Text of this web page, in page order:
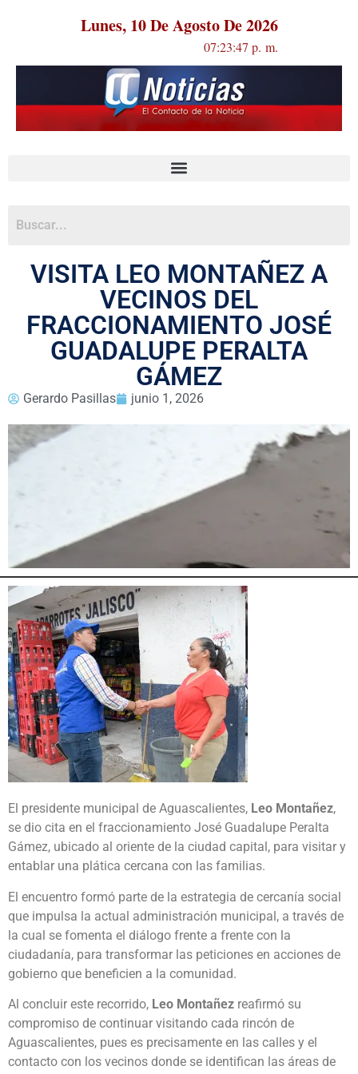
Lunes, 10 De Agosto De 2026
07:23:47 p. m.
VISITA LEO MONTAÑEZ A
VECINOS DEL
FRACCIONAMIENTO JOSÉ
GUADALUPE PERALTA
GÁMEZ
Gerardo Pasillas junio 1, 2026
El presidente municipal de Aguascalientes, Leo Montañez,
se dio cita en el fraccionamiento José Guadalupe Peralta
Gámez, ubicado al oriente de la ciudad capital, para visitar y
entablar una plática cercana con las familias.
El encuentro formó parte de la estrategia de cercanía social
que impulsa la actual administración municipal, a través de
la cual se fomenta el diálogo frente a frente con la
ciudadanía, para transformar las peticiones en acciones de
gobierno que beneficien a la comunidad.
Al concluir este recorrido, Leo Montañez reafirmó su
compromiso de continuar visitando cada rincón de
Aguascalientes, pues es precisamente en las calles y el
contacto con los vecinos donde se identifican las áreas de